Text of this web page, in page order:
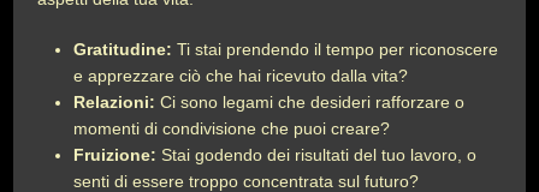
Gratitudine: Ti stai prendendo il tempo per riconoscere
e apprezzare ciò che hai ricevuto dalla vita?
Relazioni: Ci sono legami che desideri rafforzare o
momenti di condivisione che puoi creare?
Fruizione: Stai godendo dei risultati del tuo lavoro, o
senti di essere troppo concentrata sul futuro?